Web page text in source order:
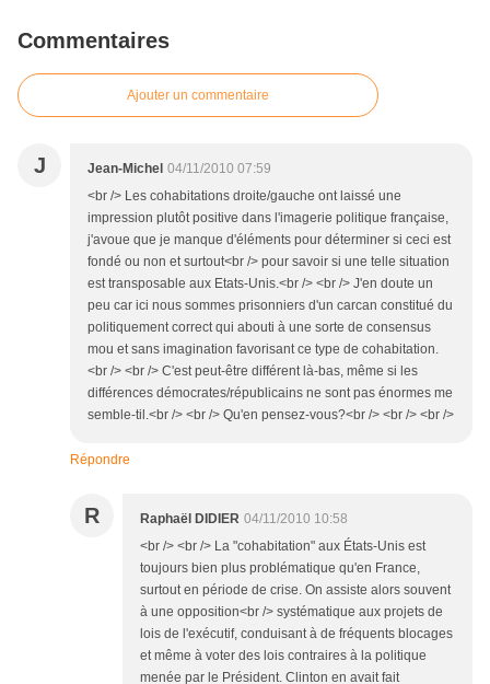
Commentaires
Ajouter un commentaire
J Jean-Michel 04/11/2010 07:59
<br /> Les cohabitations droite/gauche ont laissé une
impression plutôt positive dans l'imagerie politique française,
j'avoue que je manque d'éléments pour déterminer si ceci est
fondé ou non et surtout<br /> pour savoir si une telle situation
est transposable aux Etats-Unis.<br /> <br /> J'en doute un
peu car ici nous sommes prisonniers d'un carcan constitué du
politiquement correct qui abouti à une sorte de consensus
mou et sans imagination favorisant ce type de cohabitation.
<br /> <br /> C'est peut-être différent là-bas, même si les
différences démocrates/républicains ne sont pas énormes me
semble-til.<br /> <br /> Qu'en pensez-vous?<br /> <br /> <br />
Répondre
R Raphaël DIDIER 04/11/2010 10:58
<br /> <br /> La "cohabitation" aux États-Unis est
toujours bien plus problématique qu'en France,
surtout en période de crise. On assiste alors souvent
à une opposition<br /> systématique aux projets de
lois de l'exécutif, conduisant à de fréquents blocages
et même à voter des lois contraires à la politique
menée par le Président. Clinton en avait fait